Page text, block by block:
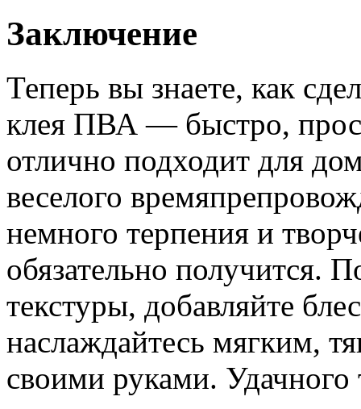
Заключение
Теперь вы знаете, как
клея ПВА — быстро,
отлично подходит для
веселого
немного терпения и
обязательно получится.
текстуры, добавляйте
наслаждайтесь мягким,
своими руками. Удачного